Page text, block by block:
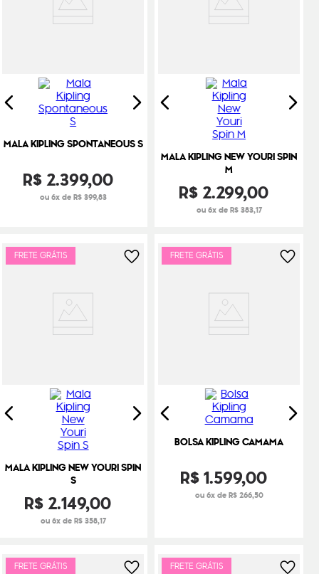
MALA KIPLING SPONTANEOUS S
R$2.399,00
ou 6x de R$ 399,83
MALA KIPLING NEW YOURI SPIN
M
R$2.299,00
ou 6x de R$ 383,17
FRETE GRÁTIS
MALA KIPLING NEW YOURI SPIN
S
R$2.149,00
ou 6x de R$ 358,17
FRETE GRÁTIS
BOLSA KIPLING CAMAMA
R$1.599,00
ou 6x de R$ 266,50
FRETE GRÁTIS FRETE GRÁTIS